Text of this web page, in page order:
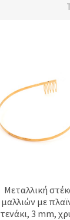
Μεταλλική
μαλλιών με
3 mm,